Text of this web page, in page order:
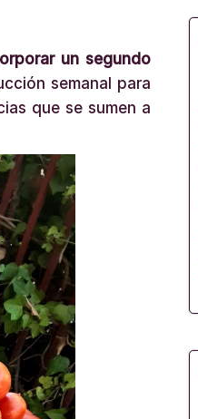
un segundo
semanal para
que se sumen a